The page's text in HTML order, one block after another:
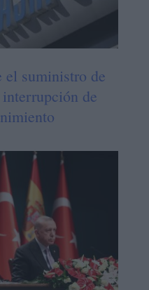
el suministro de
interrupción de